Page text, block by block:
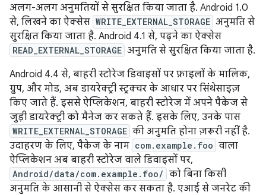
अलग-अलग अनुमतियों से सुरक्षित किया जाता है. Android 1.0
से, लिखने का ऐक्सेस WRITE_EXTERNAL_STORAGE अनुमति से
सुरक्षित किया जाता है. Android 4.1 से, पढ़ने का ऐक्सेस
READ_EXTERNAL_STORAGE अनुमति से सुरक्षित किया जाता है.
Android 4.4 से, बाहरी स्टोरेज डिवाइसों पर फ़ाइलों के मालिक,
ग्रुप, और मोड, अब डायरेक्ट्री स्ट्रक्चर के आधार पर सिंथेसाइज़
किए जाते हैं. इससे ऐप्लिकेशन, बाहरी स्टोरेज में अपने पैकेज से
जुड़ी डायरेक्ट्री को मैनेज कर सकते हैं. इसके लिए, उनके पास
WRITE_EXTERNAL_STORAGE की अनुमति होना ज़रूरी नहीं है.
उदाहरण के लिए, पैकेज के नाम com.example.foo वाला
ऐप्लिकेशन अब बाहरी स्टोरेज वाले डिवाइसों पर,
Android/data/com.example.foo/ को बिना किसी
अनुमति के आसानी से ऐक्सेस कर सकता है. एआई से जनरेट की